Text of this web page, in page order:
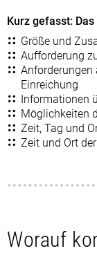
Kurz gefasst:
Größe und
Aufforderung
Anforderungen
Einreichung
Informationen
Möglichkeiten
Zeit, Tag und
Zeit und Ort
Worauf